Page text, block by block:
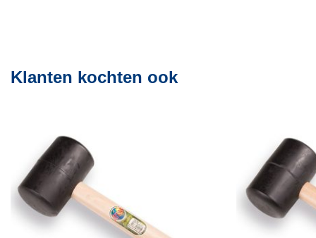
Klanten kochten ook